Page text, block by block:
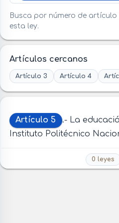
Busca por número de
esta ley.
Artículos cercanos
Artículo 3 Artículo 4
Artículo 5
.- La
Instituto Politécnico
0 leyes